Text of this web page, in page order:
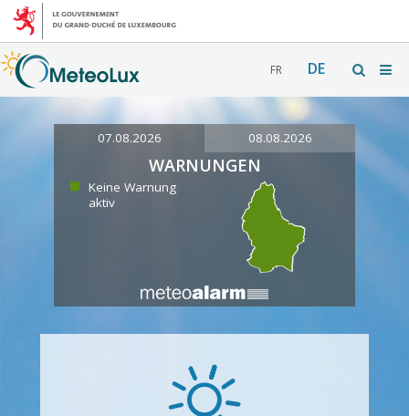
FR DE
07.08.2026 08.08.2026
WARNUNGEN
Keine Warnung
aktiv